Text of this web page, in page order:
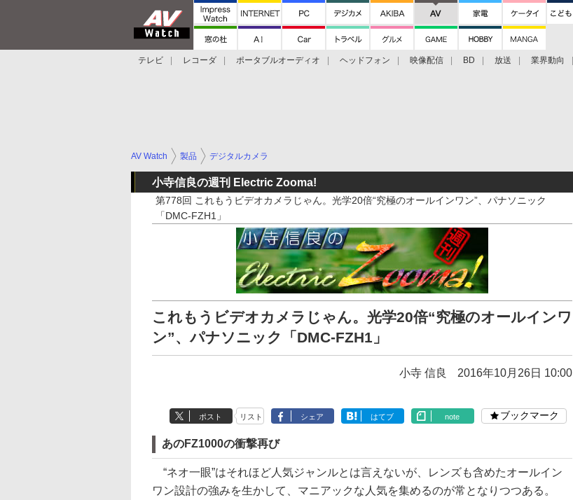
テレビ レコーダ ポータブルオーディオ ヘッドフォン 映像配信 BD 放送 業界動向
AV Watch 製品 デジタルカメラ
小寺信良の週刊 Electric Zooma!
第778回 これもうビデオカメラじゃん。光学20倍“究極のオールインワン”、パナソニック
「DMC-FZH1」
これもうビデオカメラじゃん。光学20倍“究極のオールインワ
ン”、パナソニック「DMC-FZH1」
小寺 信良 2016年10月26日 10:00
ポスト リスト シェア はてブ note ブックマーク
あのFZ1000の衝撃再び
“ネオ一眼”はそれほど人気ジャンルとは言えないが、レンズも含めたオールイン
ワン設計の強みを生かして、マニアックな人気を集めるのが常となりつつある。